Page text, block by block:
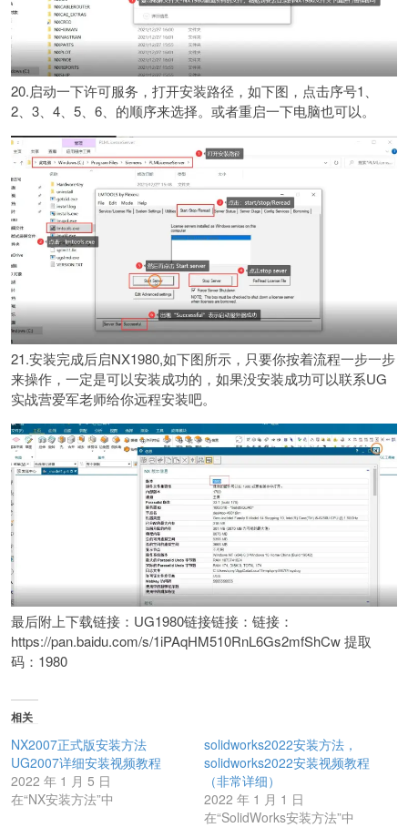
20.启动一下许可服务，打开安装路径，如下图，点击序号1、
2、3、4、5、6、的顺序来选择。或者重启一下电脑也可以。
21.安装完成后启NX1980,如下图所示，只要你按着流程一步一步
来操作，一定是可以安装成功的，如果没安装成功可以联系UG
实战营爱军老师给你远程安装吧。
最后附上下载链接：UG1980链接链接：链接：
https://pan.baidu.com/s/1iPAqHM510RnL6Gs2mfShCw 提取
码：1980
相关
NX2007正式版安装方法
UG2007详细安装视频教程
2022 年 1 月 5 日
在“NX安装方法”中
solidworks2022安装方法，
solidworks2022安装视频教程
（非常详细）
2022 年 1 月 1 日
在“SolidWorks安装方法”中